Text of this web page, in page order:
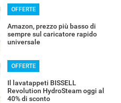
OFFERTE
Amazon, prezzo più basso di
sempre sul caricatore rapido
universale
OFFERTE
Il lavatappeti BISSELL
Revolution HydroSteam oggi al
40% di sconto